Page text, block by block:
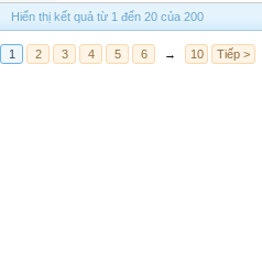
Hiển thị kết quả từ 1 đến 20 của 200
1 2 3 4 5 6 → 10 Tiếp >